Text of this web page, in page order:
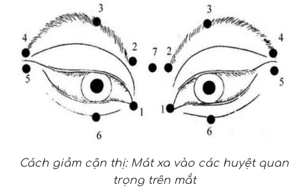
Cách giảm cận thị: Mát xa vào các huyệt quan
trọng trên mắt